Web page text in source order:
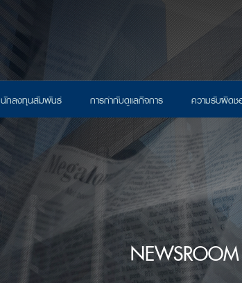
นักลงทุนสัมพันธ์ การกำกับดูแลกิจการ ความรับผิด
NEWSROOM